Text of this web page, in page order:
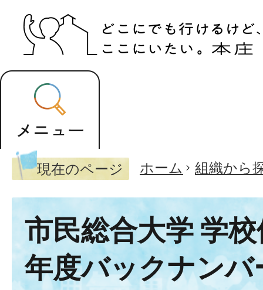
現在のページ ホーム 組織から
市民総合大学 学
年度バックナンバ